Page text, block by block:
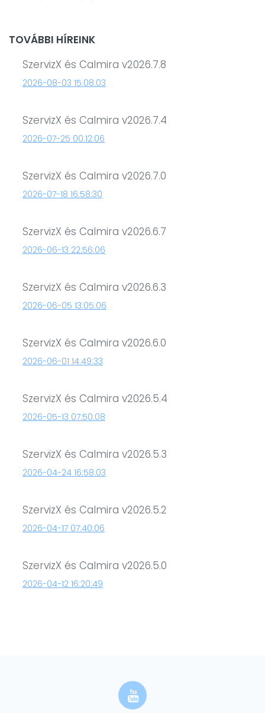
TOVÁBBI HÍREINK
SzervizX és Calmira v2026.7.8
2026-08-03 15:08:03
SzervizX és Calmira v2026.7.4
2026-07-25 00:12:06
SzervizX és Calmira v2026.7.0
2026-07-18 16:58:30
SzervizX és Calmira v2026.6.7
2026-06-13 22:56:06
SzervizX és Calmira v2026.6.3
2026-06-05 13:05:06
SzervizX és Calmira v2026.6.0
2026-06-01 14:49:33
SzervizX és Calmira v2026.5.4
2026-05-13 07:50:08
SzervizX és Calmira v2026.5.3
2026-04-24 16:58:03
SzervizX és Calmira v2026.5.2
2026-04-17 07:40:06
SzervizX és Calmira v2026.5.0
2026-04-12 16:20:49